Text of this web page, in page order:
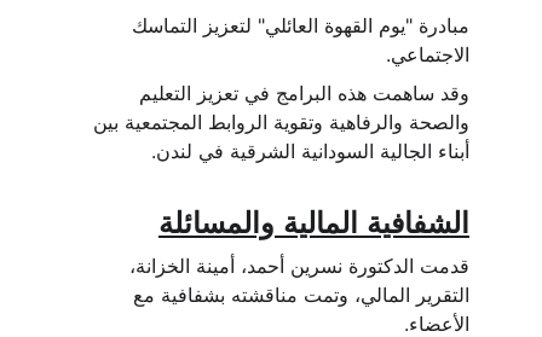
مبادرة "يوم القهوة العائلي" لتعزيز التماسك
الاجتماعي.
وقد ساهمت هذه البرامج في تعزيز التعليم
والصحة والرفاهية وتقوية الروابط المجتمعية بين
أبناء الجالية السودانية الشرقية في لندن.
الشفافية المالية والمسائلة
قدمت الدكتورة نسرين أحمد، أمينة الخزانة،
التقرير المالي، وتمت مناقشته بشفافية مع
الأعضاء.